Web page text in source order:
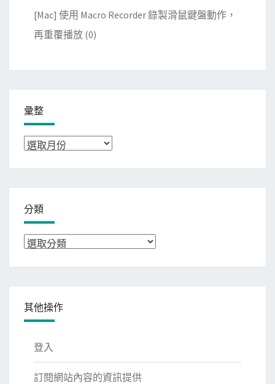
[Mac] 使用 Macro Recorder 錄製滑鼠鍵盤動作，
再重覆播放 (0)
彙整
彙
分類
分
其他操作
登入
訂閱網站內容的資訊提供